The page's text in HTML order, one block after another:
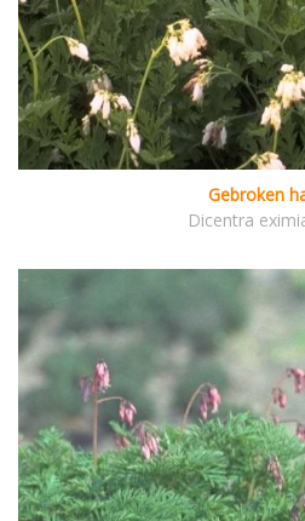
Gebroken
Dicentra